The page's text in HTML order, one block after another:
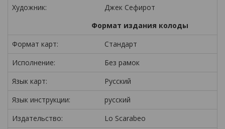
Художник:
Джек Сефирот
Формат издания колоды
Формат карт:
Стандарт
Исполнение:
Без рамок
Язык карт:
Русский
Язык инструкции:
русский
Издательство:
Lo Scarabeo